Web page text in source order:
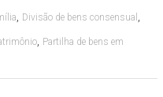
, Divisão de bens consensual ,
, Partilha de bens em